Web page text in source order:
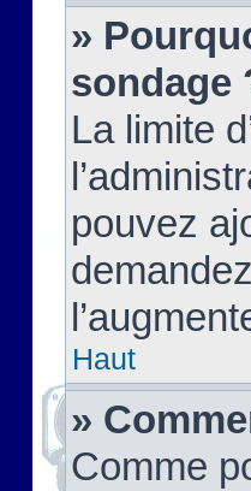
»
sondage
La limite
pouvez
Haut
»
Comme